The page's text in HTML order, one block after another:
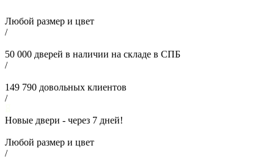
Любой размер и цвет
/
50 000 дверей в наличии на складе в СПБ
/
149 790 довольных клиентов
/
Новые двери - через 7 дней!
Любой размер и цвет
/